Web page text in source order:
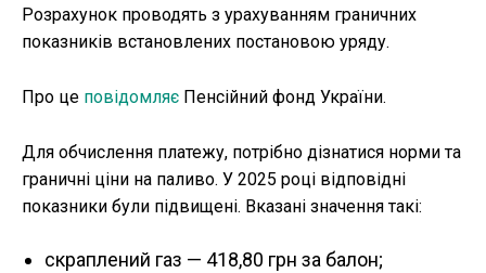
Розрахунок проводять з урахуванням граничних
показників встановлених постановою уряду.
Про це повідомляє Пенсійний фонд України.
Для обчислення платежу, потрібно дізнатися норми та
граничні ціни на паливо. У 2025 році відповідні
показники були підвищені. Вказані значення такі:
скраплений газ — 418,80 грн за балон;